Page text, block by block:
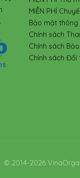
MIỄN PHÍ
Bảo mật thông
Chính sách
Chính sách
Chính sách Đổi
© 2014-2026